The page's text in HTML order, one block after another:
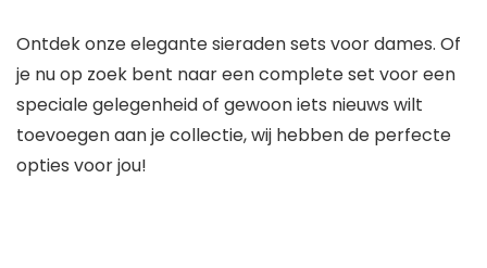
Ontdek onze elegante sieraden sets voor dames. Of
je nu op zoek bent naar een complete set voor een
speciale gelegenheid of gewoon iets nieuws wilt
toevoegen aan je collectie, wij hebben de perfecte
opties voor jou!